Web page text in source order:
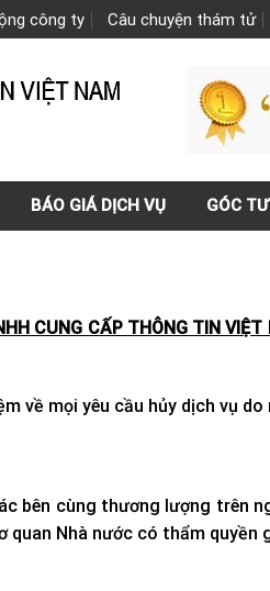
công ty Câu chuyện thám tử
BÁO GIÁ DỊCH VỤ GÓC
CUNG CẤP THÔNG TIN VIỆT
về mọi yêu cầu hủy dịch vụ
bên cùng thương lượng trên
Nhà nước có thẩm